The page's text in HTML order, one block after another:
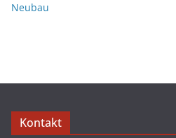
Neubau
Kontakt